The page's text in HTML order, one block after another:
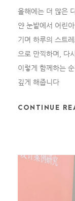
올해에는 더 많은
얀 눈밭에서 어린
기며 하루의 스트
으로 만끽하며, 다
이렇게 함께하는
깊게 해줍니다
CONTINUE